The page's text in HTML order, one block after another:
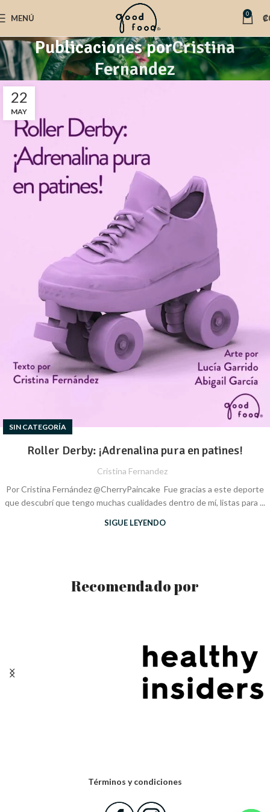
MENÚ 0 ₡
Publicaciones porCristina
Fernandez
22
MAY
SIN CATEGORÍA
Roller Derby: ¡Adrenalina pura en patines!
Cristina Fernandez
Por Cristina Fernández @CherryPaincake Fue gracias a este deporte
que descubrí que tengo muchas cualidades dentro de mí, listas para ...
SIGUE LEYENDO
Recomendado por
Términos y condiciones